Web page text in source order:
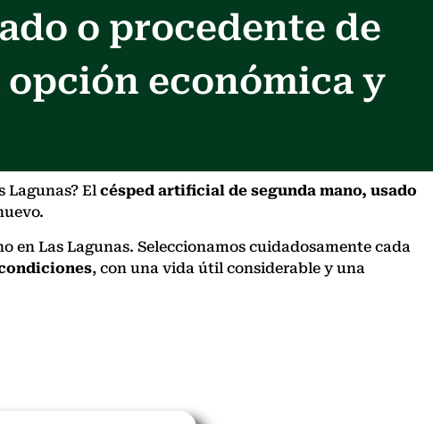
o procedente de
opción económica y
Lagunas? El césped artificial de segunda mano, usado
en Las Lagunas. Seleccionamos cuidadosamente cada
, con una vida útil considerable y una